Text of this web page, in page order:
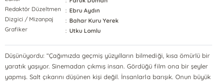
Redaktör Düzeltmen
: Ebru Aydın
Dizgici / Mizanpaj
: Bahar Kuru Yerek
Grafiker
: Utku Lomlu
Düşünüyordu: “Çağımızda geçmiş yüzyılların bilmediği, kısa ömürlü bir
yaratık yaşıyor. Sinemadan çıkmış insan. Gördüğü film ona bir şeyler
yapmış. Salt çıkarını düşünen kişi değil. İnsanlarla barışık. Onun büyük